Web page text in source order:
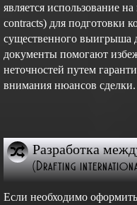
является использование
contracts) для подготовки
существенного выигрыша
документы помогают
неточностей путем
внимания нюансов сделки.
Разработка
(Drafting
Если необходимо